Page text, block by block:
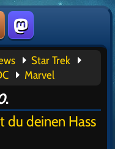
Star Trek
Marvel
.
du deinen Hass